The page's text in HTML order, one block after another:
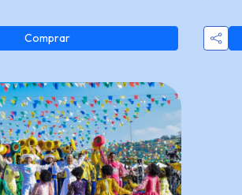
Comprar